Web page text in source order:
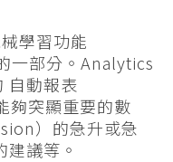
學習功能
一部分。Analytics
自動報表
夠突顯重要的數
）的急升或急
議等。